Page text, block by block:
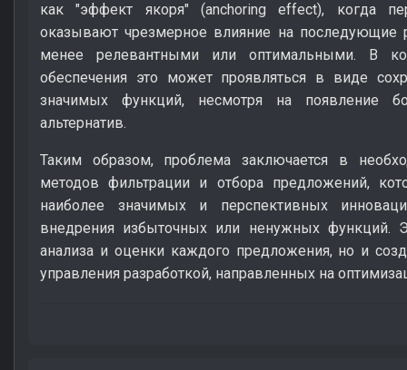
как "эффект якоря" (anchoring effect), когда
оказывают чрезмерное влияние на последующие
менее релевантными или оптимальными. В
обеспечения это может проявляться в виде
значимых функций, несмотря на появление
альтернатив.
Таким образом, проблема заключается в
методов фильтрации и отбора предложений,
наиболее значимых и перспективных
внедрения избыточных или ненужных функций.
анализа и оценки каждого предложения, но и
управления разработкой, направленных на